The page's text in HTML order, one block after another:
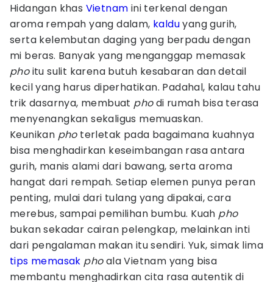
Hidangan khas Vietnam ini terkenal dengan
aroma rempah yang dalam, kalduyang gurih,
serta kelembutan daging yang berpadu dengan
mi beras. Banyak yang menganggap memasak
phoitu sulit karena butuh kesabaran dan detail
kecil yang harus diperhatikan. Padahal, kalau tahu
trik dasarnya, membuat phodi rumah bisa terasa
menyenangkan sekaligus memuaskan.
Keunikan pho terletak pada bagaimana kuahnya
bisa menghadirkan keseimbangan rasa antara
gurih, manis alami dari bawang, serta aroma
hangat dari rempah. Setiap elemen punya peran
penting, mulai dari tulang yang dipakai, cara
merebus, sampai pemilihan bumbu. Kuah pho
bukan sekadar cairan pelengkap, melainkan inti
dari pengalaman makan itu sendiri. Yuk, simak lima
tips memasak phoala Vietnam yang bisa
membantu menghadirkan cita rasa autentik di